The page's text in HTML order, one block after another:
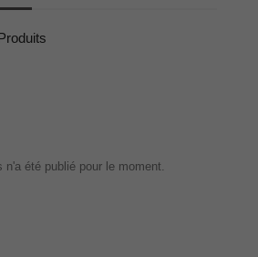
n'a été publié pour le moment.